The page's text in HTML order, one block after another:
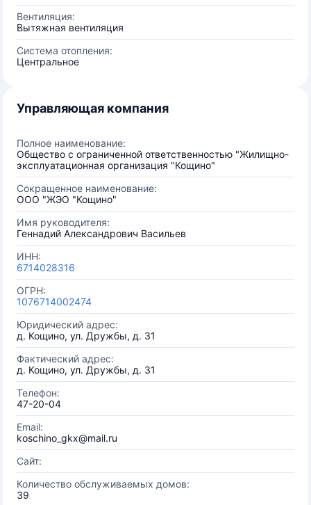
Вентиляция:
Вытяжная вентиляция
Система отопления:
Центральное
Управляющая компания
Полное наименование:
Общество с ограниченной ответственностью "Жилищно-
эксплуатационная организация "Кощино"
Сокращенное наименование:
ООО "ЖЭО "Кощино"
Имя руководителя:
Геннадий Александрович Васильев
ИНН:
6714028316
ОГРН:
1076714002474
Юридический адрес:
д. Кощино, ул. Дружбы, д. 31
Фактический адрес:
д. Кощино, ул. Дружбы, д. 31
Телефон:
47-20-04
Email:
koschino_gkx@mail.ru
Сайт:
Количество обслуживаемых домов:
39